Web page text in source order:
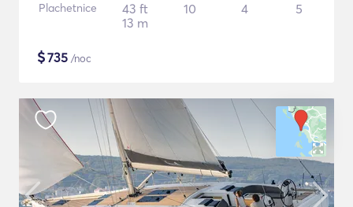
Plachetnice
43 ft
13 m
10 4 5
$735 /noc